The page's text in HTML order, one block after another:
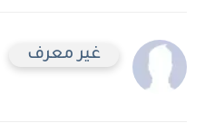
غير معرف